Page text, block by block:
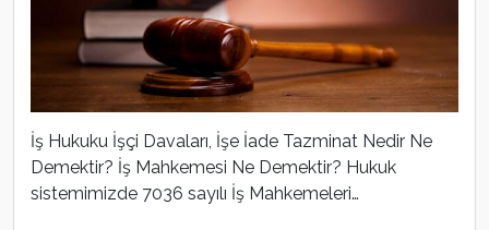
İş Hukuku İşçi Davaları, İşe İade Tazminat Nedir Ne
Demektir? İş Mahkemesi Ne Demektir? Hukuk
sistemimizde 7036 sayılı İş Mahkemeleri…